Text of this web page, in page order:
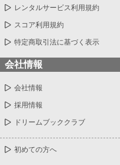
レンタルサービス利用規約
スコア利用規約
特定商取引法に基づく表示
会社情報
会社情報
採用情報
ドリームブッククラブ
初めての方へ